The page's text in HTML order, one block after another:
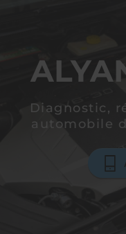
Diagnostic,
automobile